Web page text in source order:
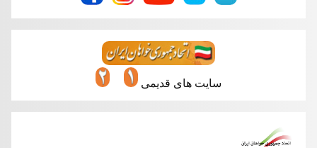
سایت های قدیمی